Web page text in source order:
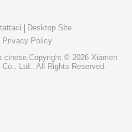
Desktop Site
Privacy Policy
cinese.Copyright © 2026 Xiamen
Ltd.. All Rights Reserved.